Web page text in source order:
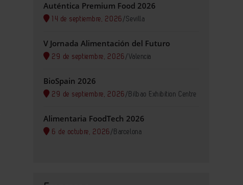
Auténtica Premium Food 2026
14 de septiembre, 2026 /Sevilla
V Jornada Alimentación del Futuro
29 de septiembre, 2026 /Valencia
BioSpain 2026
29 de septiembre, 2026 / Bilbao Exhibition Centre
Alimentaria FoodTech 2026
6 de octubre, 2026 / Barcelona